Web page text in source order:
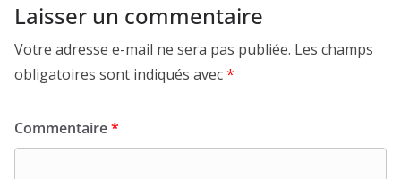
Laisser un commentaire
Votre adresse e-mail ne sera pas publiée. Les champs
obligatoires sont indiqués avec*
Commentaire*